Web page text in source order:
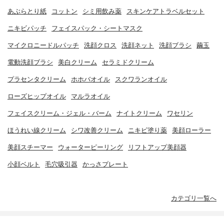
あぶらとり紙 コットン シミ用飲み薬 スキンケアトラベルセット
ニキビパッチ フェイスパック・シートマスク
マイクロニードルパッチ 洗顔クロス 洗顔ネット 洗顔ブラシ 繭玉
電動洗顔ブラシ 美白クリーム セラミドクリーム
プラセンタクリーム ホホバオイル スクワランオイル
ローズヒップオイル マルラオイル
フェイスクリーム・ジェル・バーム ナイトクリーム ワセリン
ほうれい線クリーム シワ改善クリーム ニキビ塗り薬 美顔ローラー
美顔スチーマー ウォーターピーリング リフトアップ美顔器
小顔ベルト 毛穴吸引器 かっさプレート
カテゴリ一覧へ